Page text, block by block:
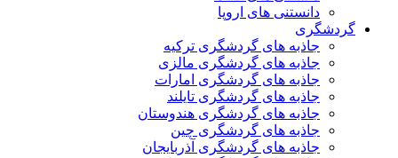
دانستنی های اروپا
گردشگری
جاذبه های گردشگری ترکیه
جاذبه های گردشگری مالزی
جاذبه های گردشگری امارات
جاذبه های گردشگری تایلند
جاذبه های گردشگری هندوستان
جاذبه های گردشگری چین
جاذبه های گردشگری آذربایجان